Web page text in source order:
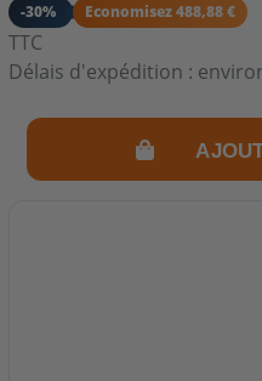
-30% Economisez 488,88 €
TTC
Délais d'expédition :